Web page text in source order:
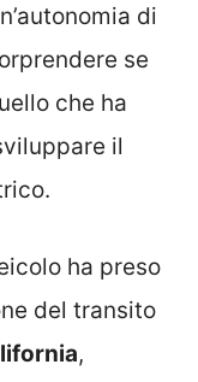
di
se
che ha
il
ha preso
del transito
,